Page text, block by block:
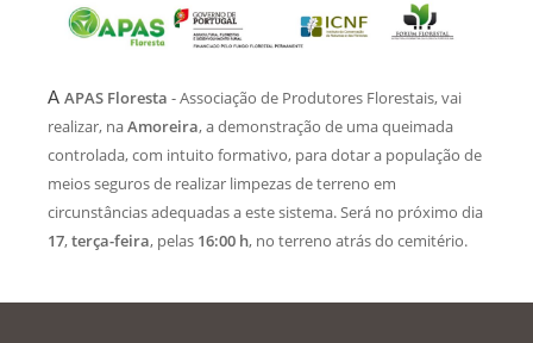
A APAS Floresta - Associação de Produtores Florestais, vai
realizar, naAmoreira, a demonstração de uma queimada
controlada, com intuito formativo, para dotar a população de
meios seguros de realizar limpezas de terreno em
circunstâncias adequadas a este sistema. Será no próximo dia
17,terça-feira, pelas 16:00 h, no terreno atrás do cemitério.